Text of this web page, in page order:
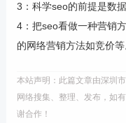
3：科学seo的前提是数据
4：把seo看做一种营销
的网络营销方法如竞价等
本站声明：此篇文章由深圳
网络搜集、整理、发布，如
谢合作！